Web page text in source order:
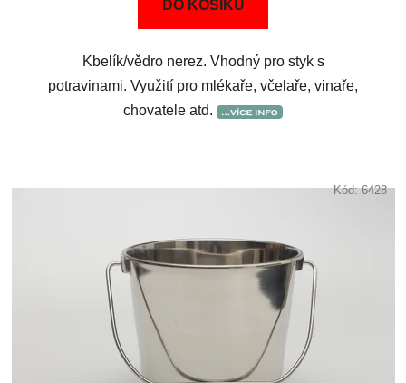
DO KOŠÍKU
Kbelík/vědro nerez. Vhodný pro styk s
potravinami. Využití pro mlékaře, včelaře, vinaře,
chovatele atd.
Kód:6428